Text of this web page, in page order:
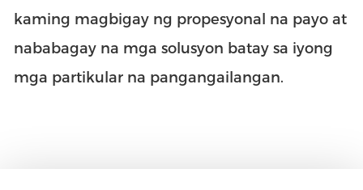
kaming magbigay ng propesyonal na payo at
nababagay na mga solusyon batay sa iyong
mga partikular na pangangailangan.